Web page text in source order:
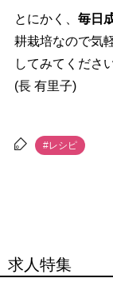
とにかく、 毎日
耕栽培なので気
してみてくださ
(長 有里子)
#レシピ
求人特集